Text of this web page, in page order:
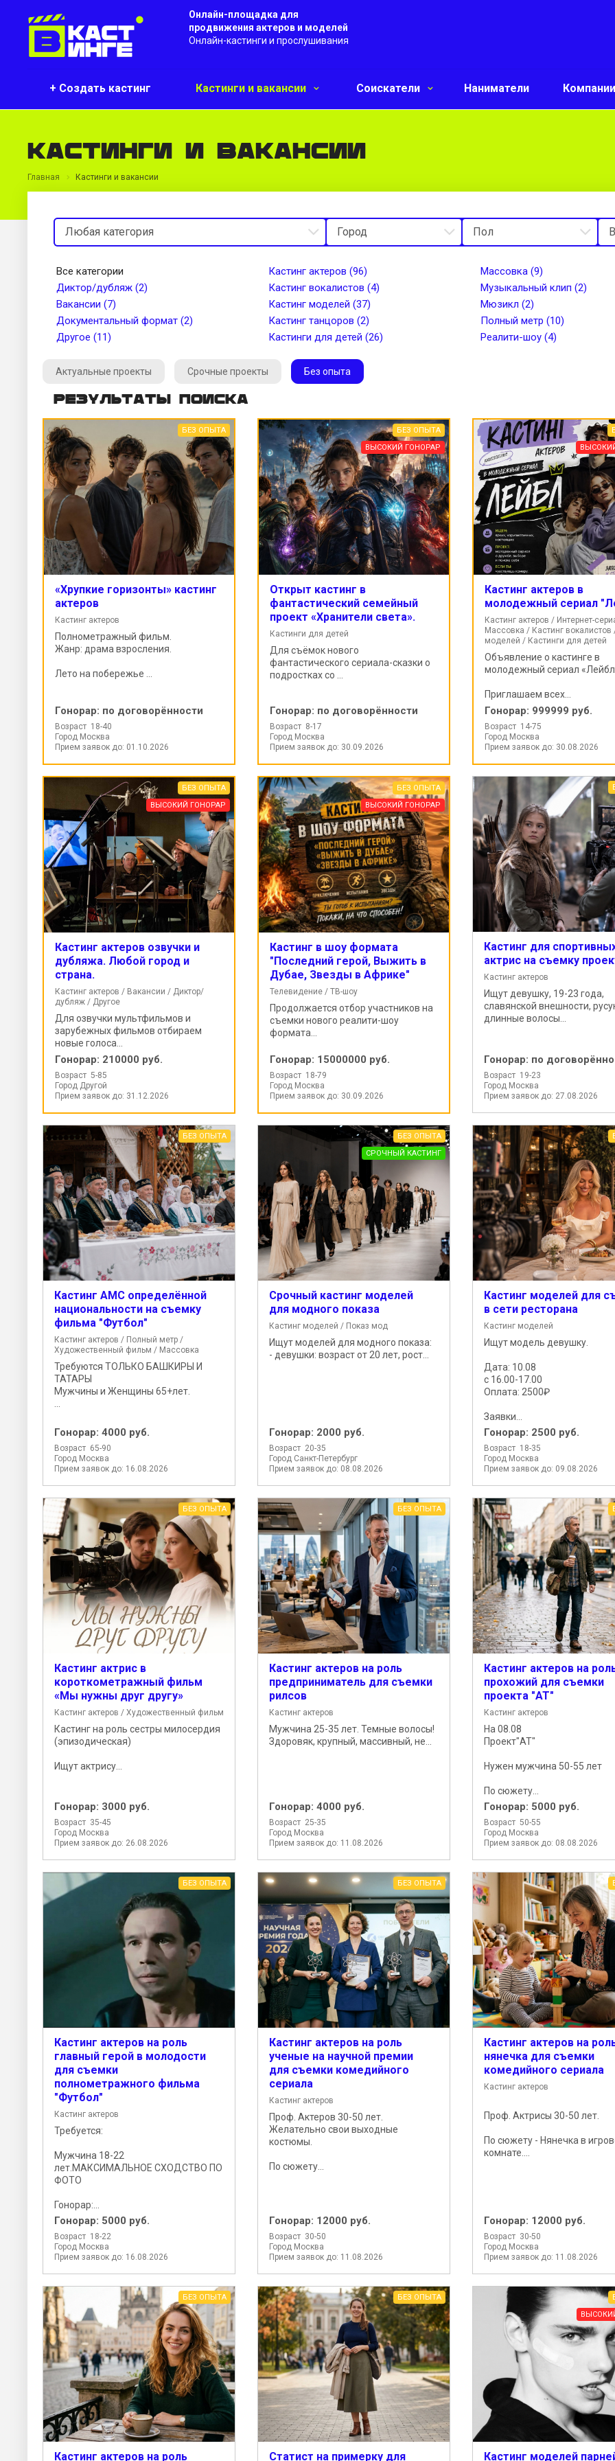
Онлайн-площадка для
продвижения актеров и моделей
Онлайн-кастинги и прослушивания
+ Создать кастинг Кастинги и вакансии Соискатели Наниматели Компании
Кастинги и вакансии
Главная Кастинги и вакансии
Все категории
Диктор/дубляж (2)
Вакансии (7)
Документальный формат (2)
Другое (11)
Кастинг актеров (96)
Кастинг вокалистов (4)
Кастинг моделей (37)
Кастинг танцоров (2)
Кастинги для детей (26)
Массовка (9)
Музыкальный клип (2)
Мюзикл (2)
Полный метр (10)
Реалити-шоу (4)
Актуальные проекты Срочные проекты Без опыта
Результаты поиска
БЕЗ ОПЫТА
«Хрупкие горизонты» кастинг
актеров
Кастинг актеров
Полнометражный фильм.
Жанр: драма взросления.
Лето на побережье ...
Гонорар: по договорённости
Возраст 18-40
Город Москва
Прием заявок до: 01.10.2026
БЕЗ ОПЫТА
ВЫСОКИЙ ГОНОРАР
Открыт кастинг в
фантастический семейный
проект «Хранители света».
Кастинги для детей
Для съёмок нового
фантастического сериала-сказки о
подростках со ...
Гонорар: по договорённости
Возраст 8-17
Город Москва
Прием заявок до: 30.09.2026
Кастинг актеров в
молодежный сериал
Кастинг актеров / Интернет-
Массовка / Кастинг вокалистов
моделей / Кастинги для детей
Объявление о кастинге в
молодежный сериал
Приглашаем всех...
Гонорар: 999999 руб.
Возраст 14-75
Город Москва
Прием заявок до: 30.08.2026
БЕЗ ОПЫТА
ВЫСОКИЙ ГОНОРАР
Кастинг актеров озвучки и
дубляжа. Любой город и
страна.
Кастинг актеров / Вакансии / Диктор/
дубляж / Другое
Для озвучки мультфильмов и
зарубежных фильмов отбираем
новые голоса...
Гонорар: 210000 руб.
Возраст 5-85
Город Другой
Прием заявок до: 31.12.2026
БЕЗ ОПЫТА
ВЫСОКИЙ ГОНОРАР
Кастинг в шоу формата
"Последний герой, Выжить в
Дубае, Звезды в Африке"
Телевидение / ТВ-шоу
Продолжается отбор участников на
съемки нового реалити-шоу
формата...
Гонорар: 15000000 руб.
Возраст 18-79
Город Москва
Прием заявок до: 30.09.2026
Кастинг для
актрис на съемку
Кастинг актеров
Ищут девушку, 19-23 года,
славянской внешности,
длинные волосы...
Гонорар: по
Возраст 19-23
Город Москва
Прием заявок до: 27.08.2026
БЕЗ ОПЫТА
Кастинг АМС определённой
национальности на съемку
фильма "Футбол"
Кастинг актеров / Полный метр /
Художественный фильм / Массовка
Требуются ТОЛЬКО БАШКИРЫ И
ТАТАРЫ
Мужчины и Женщины 65+лет.
Гонорар: 4000 руб.
Возраст 65-90
Город Москва
Прием заявок до: 16.08.2026
БЕЗ ОПЫТА
СРОЧНЫЙ КАСТИНГ
Срочный кастинг моделей
для модного показа
Кастинг моделей / Показ мод
Ищут моделей для модного показа:
- девушки: возраст от 20 лет, рост...
Гонорар: 2000 руб.
Возраст 20-35
Город Санкт-Петербург
Прием заявок до: 08.08.2026
Кастинг моделей для
в сети ресторана
Кастинг моделей
Ищут модель девушку.
Дата: 10.08
с 16.00-17.00
Оплата: 2500₽
Заявки...
Гонорар: 2500 руб.
Возраст 18-35
Город Москва
Прием заявок до: 09.08.2026
БЕЗ ОПЫТА
Кастинг актрис в
короткометражный фильм
«Мы нужны друг другу»
Кастинг актеров / Художественный фильм
Кастинг на роль сестры милосердия
(эпизодическая)
Ищут актрису...
Гонорар: 3000 руб.
Возраст 35-45
Город Москва
Прием заявок до: 26.08.2026
БЕЗ ОПЫТА
Кастинг актеров на роль
предприниматель для съемки
рилсов
Кастинг актеров
Мужчина 25-35 лет. Темные волосы!
Здоровяк, крупный, массивный, не...
Гонорар: 4000 руб.
Возраст 25-35
Город Москва
Прием заявок до: 11.08.2026
Кастинг актеров на
прохожий для съемки
проекта "АТ"
Кастинг актеров
На 08.08
Проект"АТ"
Нужен мужчина 50-55 лет
По сюжету...
Гонорар: 5000 руб.
Возраст 50-55
Город Москва
Прием заявок до: 08.08.2026
БЕЗ ОПЫТА
Кастинг актеров на роль
главный герой в молодости
для съемки
полнометражного фильма
"Футбол"
Кастинг актеров
Требуется:
Мужчина 18-22
лет.МАКСИМАЛЬНОЕ СХОДСТВО ПО
ФОТО
Гонорар:...
Гонорар: 5000 руб.
Возраст 18-22
Город Москва
Прием заявок до: 16.08.2026
БЕЗ ОПЫТА
Кастинг актеров на роль
ученые на научной премии
для съемки комедийного
сериала
Кастинг актеров
Проф. Актеров 30-50 лет.
Желательно свои выходные
костюмы.
По сюжету...
Гонорар: 12000 руб.
Возраст 30-50
Город Москва
Прием заявок до: 11.08.2026
Кастинг актеров на
нянечка для съемки
комедийного сериала
Кастинг актеров
Проф. Актрисы 30-50 лет.
По сюжету - Нянечка в
комнате....
Гонорар: 12000 руб.
Возраст 30-50
Город Москва
Прием заявок до: 11.08.2026
БЕЗ ОПЫТА
Кастинг актеров на роль
БЕЗ ОПЫТА
Статист на примерку для Кастинг моделей